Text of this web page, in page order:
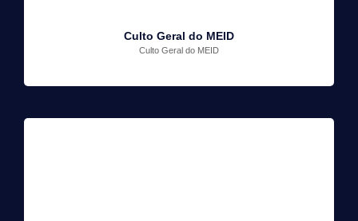
Culto Geral do MEID
Culto Geral do MEID